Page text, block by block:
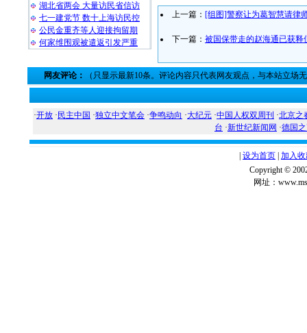
湖北省两会 大量访民省信访
七一建党节 数十上海访民控
公民金重齐等人迎接拘留期
何家维围观被遣返引发严重
上一篇： [组图]警察让为葛智慧请律
下一篇： 被国保带走的赵海通已获释
网友评论： （只显示最新10条。评论内容只代表网友观点，与本站立场
·开放 · 民主中国 ·独立中文笔会 ·争鸣动向 ·大纪元 ·中国人权双周刊 ·北京之
台 ·新世纪新闻网 ·德国
设为首页 加入
Copyright ©
网址：